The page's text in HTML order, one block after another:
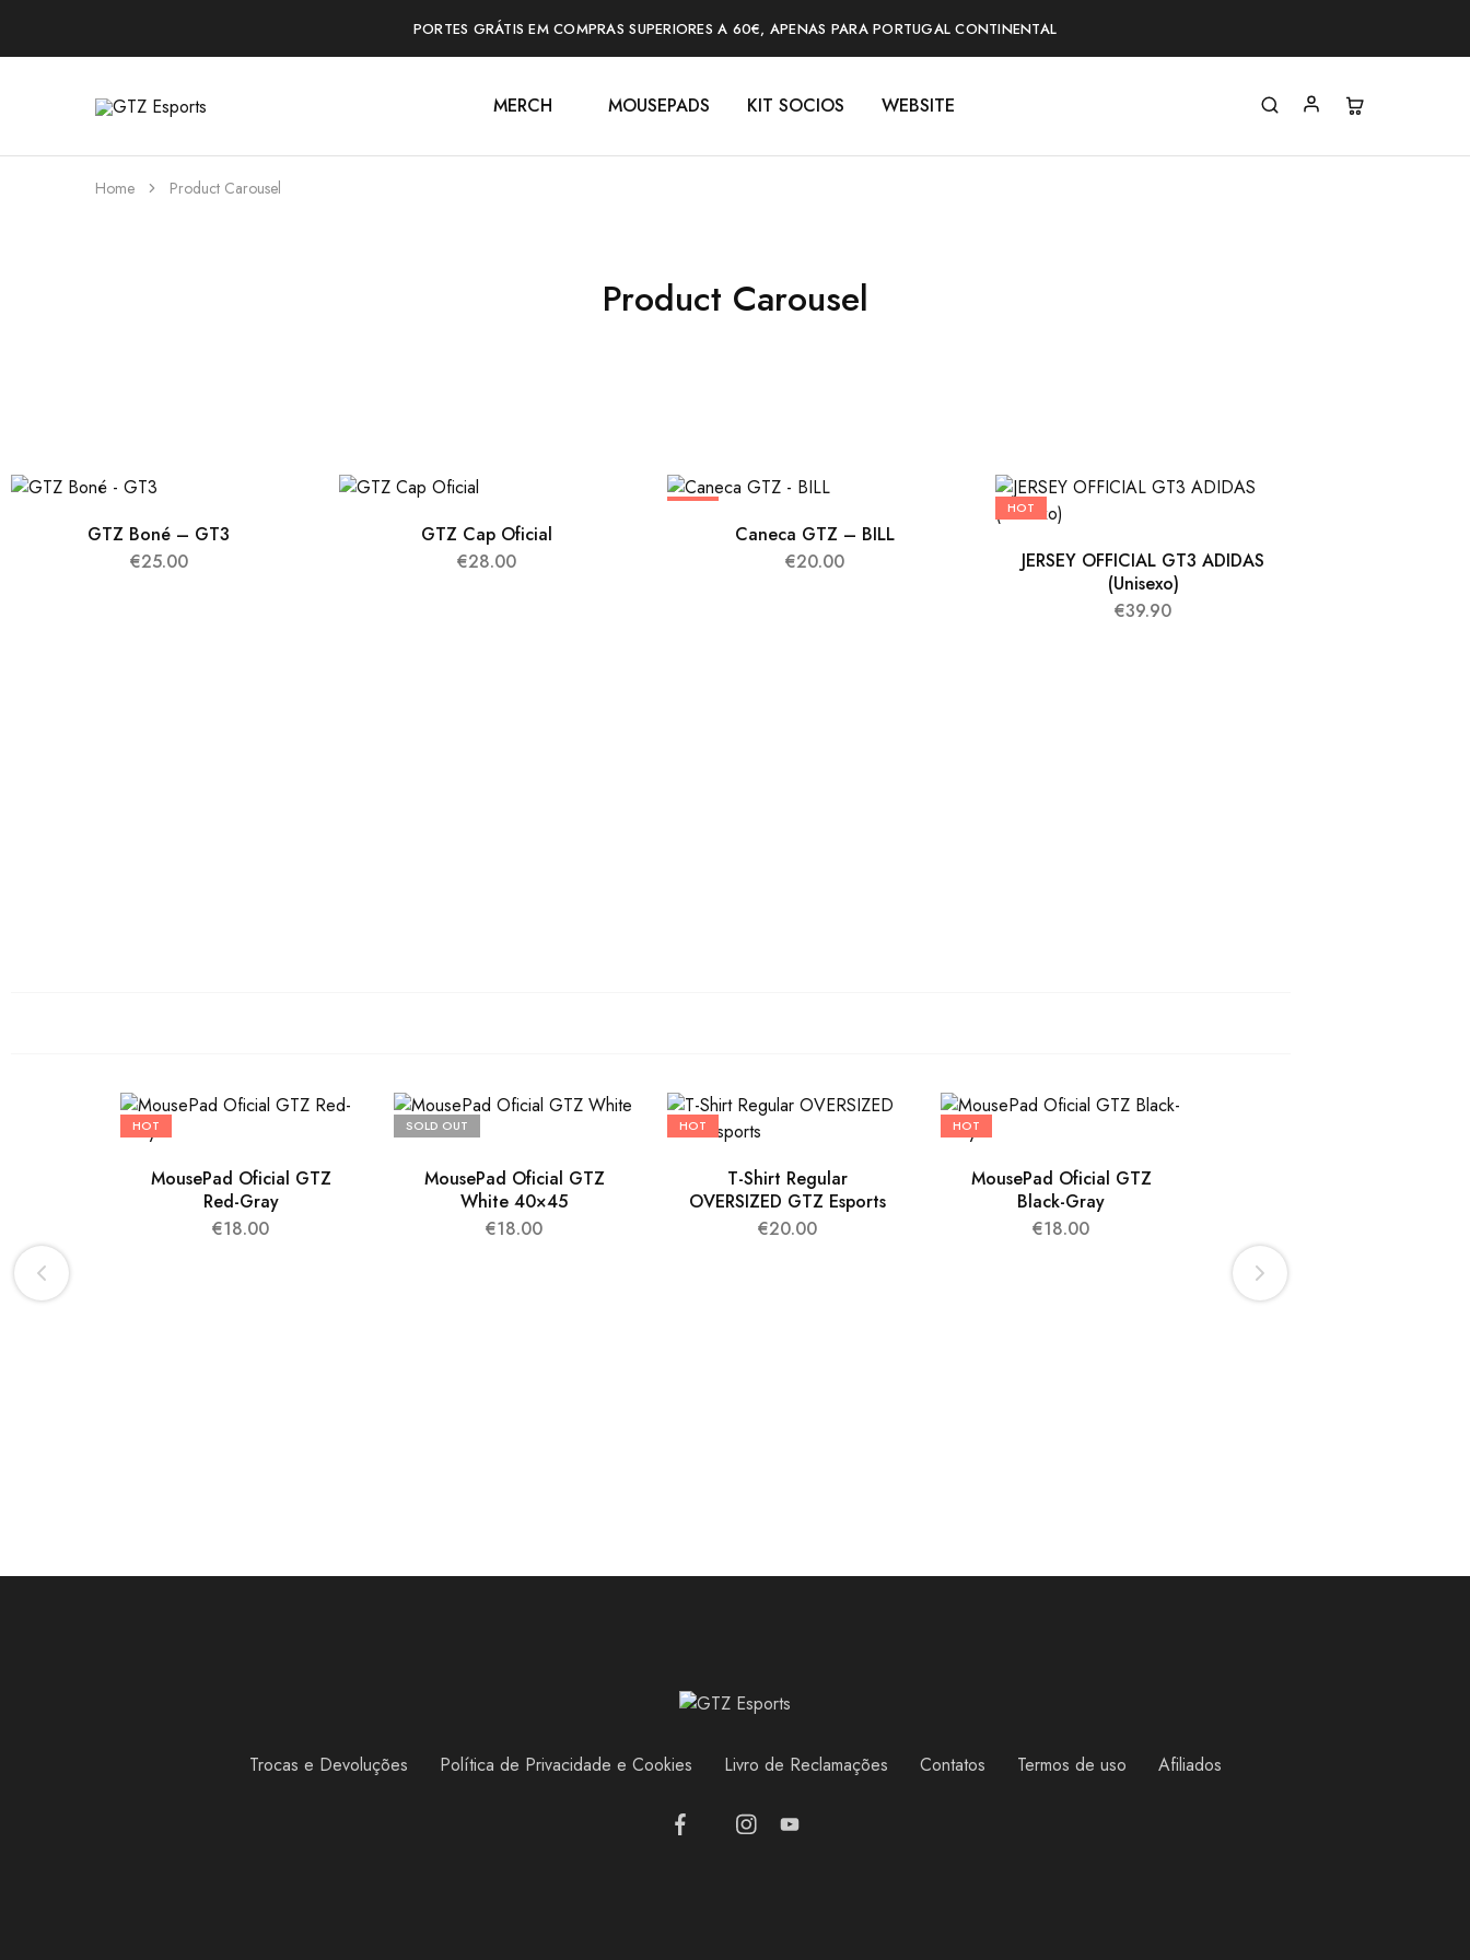
PORTES GRÁTIS EM COMPRAS SUPERIORES A 60€, APENAS PARA PORTUGAL CONTINENTAL
GTZ MERCH MOUSEPADS KIT SOCIOS WEBSITE
Home Product Carousel
Product Carousel
GTZ Boné – GT3
€25.00
GTZ Cap Oficial
€28.00
Caneca GTZ – BILL
€20.00
HOT
JERSEY OFFICIAL GT3 ADIDAS
(Unisexo)
€39.90
HOT
MousePad Oficial GTZ
Red-Gray
€18.00
SOLD OUT
MousePad Oficial GTZ
White 40×45
€18.00
HOT
T-Shirt Regular
OVERSIZED GTZ Esports
€20.00
HOT
MousePad Oficial GTZ
Black-Gray
€18.00
Trocas e Devoluções Política de Privacidade e Cookies Livro de Reclamações Contatos Termos de uso Afiliados